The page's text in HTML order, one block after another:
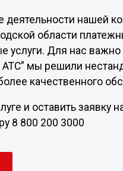
деятельности нашей
области
Для нас важно
мы решили
качественного
и оставить
8 800 200 3000